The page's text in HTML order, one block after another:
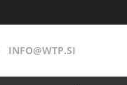
INFO@WTP.SI